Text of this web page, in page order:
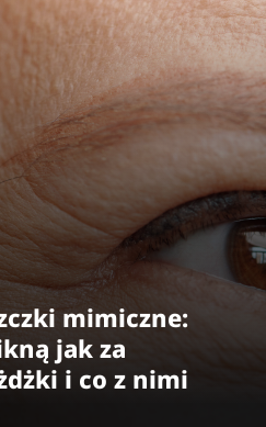
mimiczne:
jak za
i co z nimi